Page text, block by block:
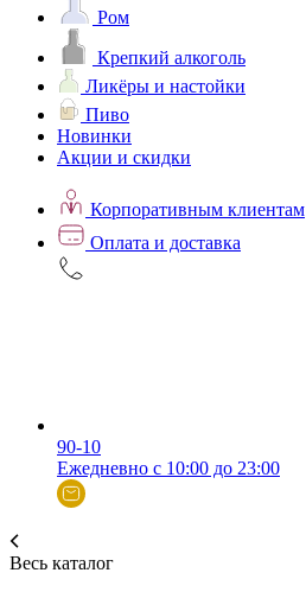
Ром
Крепкий алкоголь
Ликёры и настойки
Пиво
Новинки
Акции и скидки
Корпоративным клиентам
Оплата и доставка
90-10
Ежедневно с 10:00 до 23:00
Весь каталог